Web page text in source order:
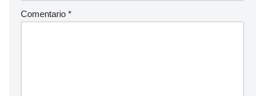
Comentario *